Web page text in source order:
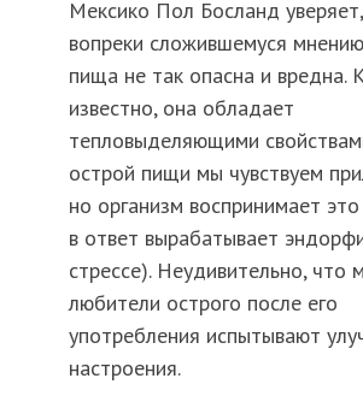
Мексико Пол Босланд
вопреки сложившемуся
пища не так опасна и вредна.
известно, она обладает
тепловыделяющими
острой пищи мы чувствуем
но организм воспринимает
в ответ вырабатывает
стрессе). Неудивительно, что
любители острого после его
употребления испытывают
настроения.